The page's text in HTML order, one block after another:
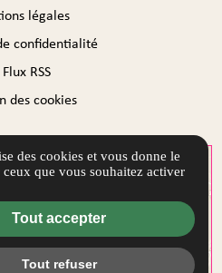
légales
confidentialité
Flux RSS
des cookies
des cookies et vous donne le
que vous souhaitez activer
Tout accepter
Tout refuser